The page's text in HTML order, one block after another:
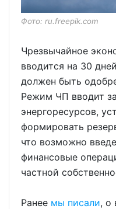
Фото: ru.freepik.com
Чрезвычайное
вводится на 30
должен быть
Режим ЧП вводит
энергоресурсов,
формировать
что возможно
финансовые
частной
Ранее мы писали, о